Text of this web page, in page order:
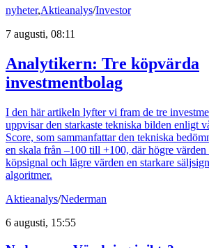
nyheter,Aktieanalys/Investor
7 augusti, 08:11
Analytikern: Tre köpvärda
investmentbolag
I den här artikeln lyfter vi fram de tre
uppvisar den starkaste tekniska bilden enligt
Score, som sammanfattar den tekniska
en skala från –100 till +100, där högre
köpsignal och lägre värden en starkare
algoritmer.
Aktieanalys/Nederman
6 augusti, 15:55